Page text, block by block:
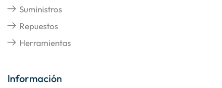
Suministros
Repuestos
Herramientas
Información